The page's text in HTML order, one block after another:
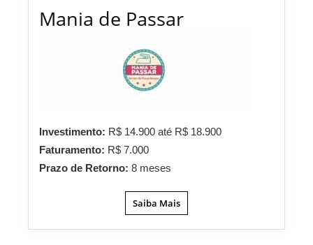
Mania de Passar
Investimento: R$ 14.900 até R$ 18.900
Faturamento: R$ 7.000
Prazo de Retorno: 8 meses
Saiba Mais